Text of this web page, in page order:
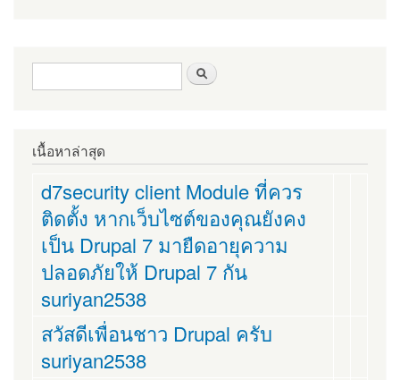
ฟอร์มค้นหา
เนื้อหาล่าสุด
d7security client Module ที่ควร
ติดตั้ง หากเว็บไซต์ของคุณยังคง
เป็น Drupal 7 มายืดอายุความ
ปลอดภัยให้ Drupal 7 กัน
suriyan2538
สวัสดีเพื่อนชาว Drupal ครับ
suriyan2538